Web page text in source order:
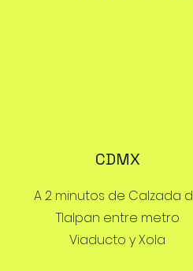
CDMX
A 2 minutos de Calzada
Tlalpan entre metro
Viaducto y Xola